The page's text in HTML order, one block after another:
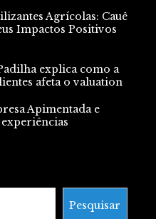
Agrícolas: Cauê
Impactos Positivos
explica como a
afeta o valuation
Apimentada e
Pesquisar